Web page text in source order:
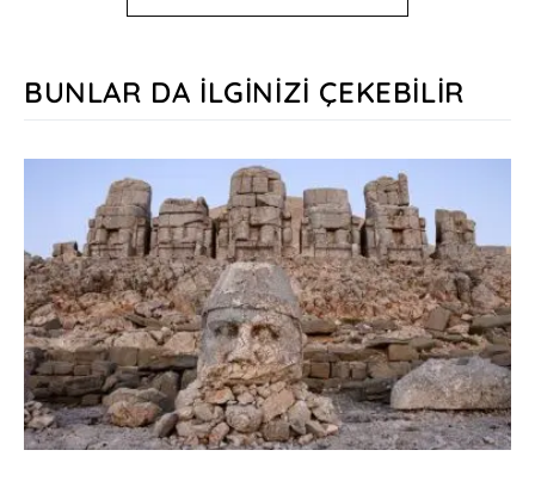
BUNLAR DA İLGINIZI ÇEKEBILIR